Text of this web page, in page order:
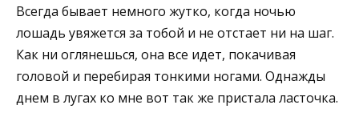
Всегда бывает немного жутко, когда ночью
лошадь увяжется за тобой и не отстает ни на шаг.
Как ни оглянешься, она все идет, покачивая
головой и перебирая тонкими ногами. Однажды
днем в лугах ко мне вот так же пристала ласточка.